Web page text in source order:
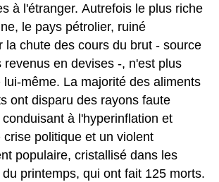
à l'étranger. Autrefois le plus riche
le pays pétrolier, ruiné
la chute des cours du brut - source
revenus en devises -, n'est plus
lui-même. La majorité des aliments
ont disparu des rayons faute
à l'hyperinflation et
politique et un violent
populaire, cristallisé dans les
printemps, qui ont fait 125 morts.